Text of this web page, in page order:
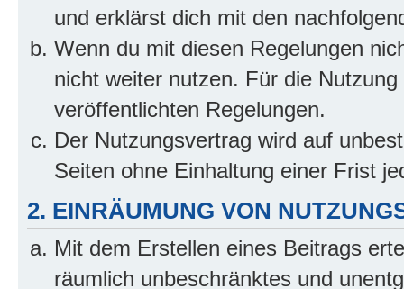
und erklärst dich mit den
Wenn du mit diesen Regelungen
nicht weiter nutzen. Für die
veröffentlichten Regelungen.
Der Nutzungsvertrag wird auf
Seiten ohne Einhaltung einer Frist
2. EINRÄUMUNG VON
Mit dem Erstellen eines Beitrags
räumlich unbeschränktes und